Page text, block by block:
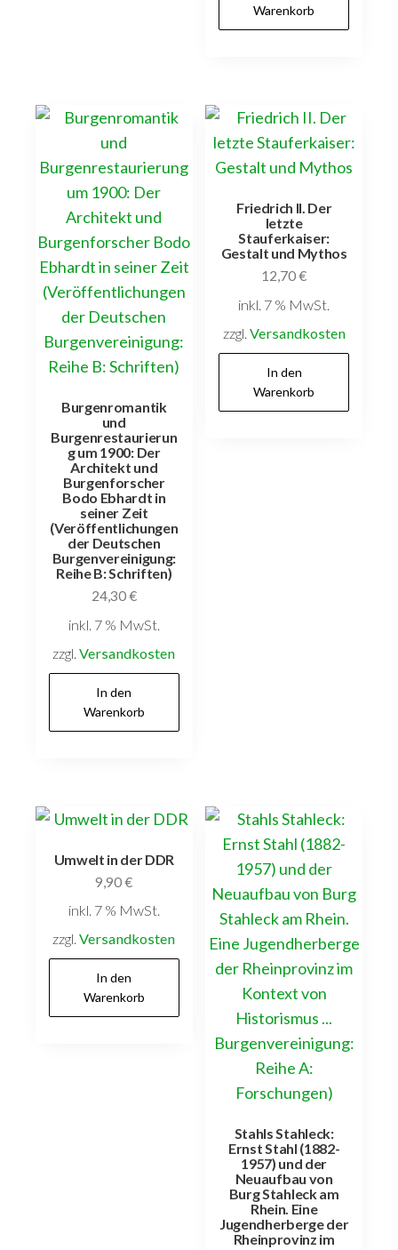
Warenkorb
Burgenromantik
und
Burgenrestaurierun
g um 1900: Der
Architekt und
Burgenforscher
Bodo Ebhardt in
seiner Zeit
(Veröffentlichungen
der Deutschen
Burgenvereinigung:
Reihe B: Schriften)
24,30€
inkl. 7 % MwSt.
zzgl.Versandkosten
In den
Warenkorb
Friedrich II. Der
letzte
Stauferkaiser:
Gestalt und Mythos
12,70€
inkl. 7 % MwSt.
zzgl. Versandkosten
In den
Warenkorb
Umwelt in der DDR
9,90€
inkl. 7 % MwSt.
zzgl.Versandkosten
In den
Warenkorb
Stahls Stahleck:
Ernst Stahl (1882-
1957) und der
Neuaufbau von
Burg Stahleck am
Rhein. Eine
Jugendherberge der
Rheinprovinz im